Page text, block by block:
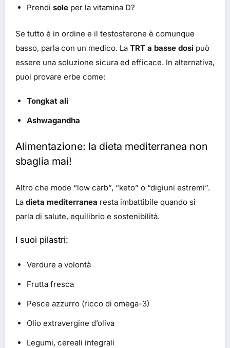
Prendi sole per la vitamina D?
Se tutto è in ordine e il testosterone è comunque
basso, parla con un medico. La TRT a basse dosi può
essere una soluzione sicura ed efficace. In alternativa,
puoi provare erbe come:
Tongkat ali
Ashwagandha
Alimentazione: la dieta mediterranea non
sbaglia mai!
Altro che mode “low carb”, “keto” o “digiuni estremi”.
La dieta mediterranea resta imbattibile quando si
parla di salute, equilibrio e sostenibilità.
I suoi pilastri:
Verdure a volontà
Frutta fresca
Pesce azzurro (ricco di omega-3)
Olio extravergine d’oliva
Legumi, cereali integrali